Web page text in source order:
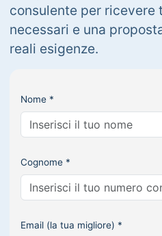
consulente per ricevere
necessari e una
reali esigenze.
Nome *
Cognome *
Email (la tua migliore) *